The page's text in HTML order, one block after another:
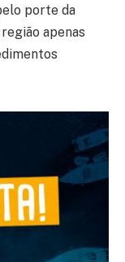
porte da
apenas